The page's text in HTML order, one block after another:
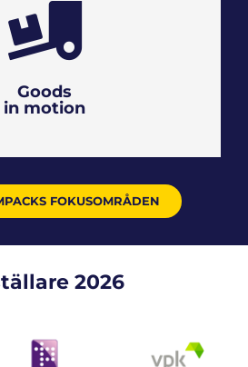
Goods
in motion
FOKUSOMRÅDEN
2026